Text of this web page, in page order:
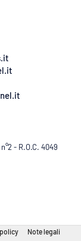
- R.O.C. 4049
Note legali